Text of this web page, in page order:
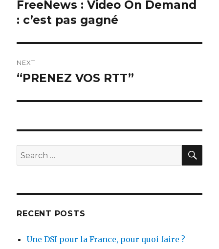
Previous
post:
FreeNews : Video On Demand
: c’est pas gagné
NEXT
Next
“PRENEZ VOS RTT”
Search
for:
RECENT POSTS
Une DSI pour la France, pour quoi faire ?